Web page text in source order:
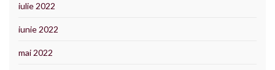
iulie 2022
iunie 2022
mai 2022